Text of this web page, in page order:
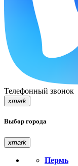
Телефонный звонок
xmark
Выбор города
xmark
Пермь